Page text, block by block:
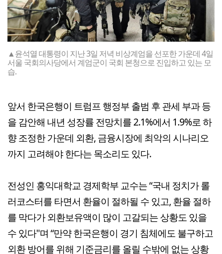
▲윤석열 대통령이 지난 3일 저녁 비상계엄을 선포한 가운데 4일
서울 국회의사당에서 계엄군이 국회 본청으로 진입하고 있는 모
습.
앞서 한국은행이 트럼프 행정부 출범 후 관세 부과 등
을 감안해 내년 성장률 전망치를 2.1%에서 1.9%로 하
향 조정한 가운데 외환, 금융시장에 최악의 시나리오
까지 고려해야 한다는 목소리도 있다.
전성인 홍익대학교 경제학부 교수는 “국내 정치가 롤
러코스터를 타면서 환율이 절하될 수 있고, 환율 절하
를 막다가 외환보유액이 많이 고갈되는 상황도 있을
수 있다"며 “만약 한국은행이 경기 침체에도 불구하고
외환 방어를 위해 기준금리를 올릴 수밖에 없는 상황